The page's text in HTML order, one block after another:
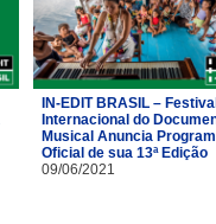
IN-EDIT BRASIL –
Internacional do
Musical Anuncia
Oficial de sua 13ª Edição
09/06/2021